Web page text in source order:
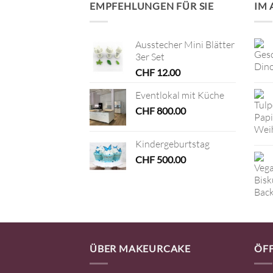
EMPFEHLUNGEN FÜR SIE
Ausstecher Mini Blätter
3er Set
CHF12.00
Eventlokal mit Küche
CHF800.00
Kindergeburtstag
CHF500.00
IM
ÜBER MAKEURCAKE